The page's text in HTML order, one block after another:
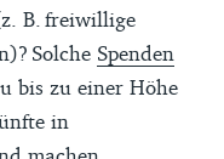
B. freiwillige
Solche Spenden
bis zu einer Höhe
in